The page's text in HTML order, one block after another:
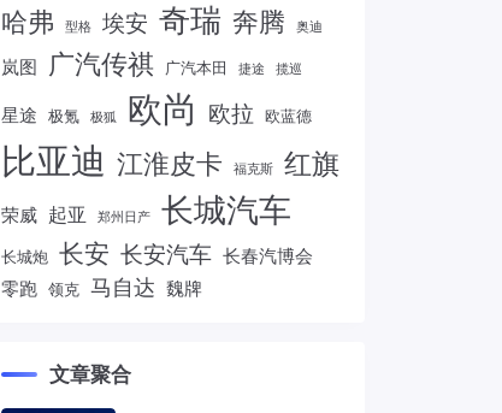
哈弗 型格 埃安 奇瑞 奔腾 奥迪
岚图 广汽传祺 广汽本田 捷途 揽巡
星途 极氪 极狐 欧尚 欧拉 欧蓝德
比亚迪 江淮皮卡 福克斯 红旗
荣威 起亚 郑州日产 长城汽车
长城炮 长安 长安汽车 长春汽博会
零跑 领克 马自达 魏牌
文章聚合